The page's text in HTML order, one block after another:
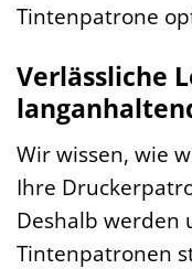
Tintenpatrone
Verlässliche
Wir wissen, wie
Ihre
Deshalb werden
Tintenpatronen